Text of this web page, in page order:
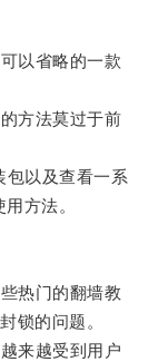
以省略的一款
方法莫过于前
以及查看一系
方法。
热门的翻墙教
锁的问题。
来越受到用户